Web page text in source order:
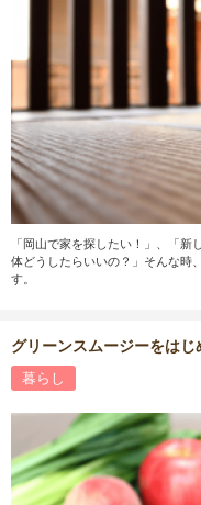
「岡山で家を探したい！」、「
体どうしたらいいの？」そんな時
す。
グリーンスムージーをはじ
暮らし